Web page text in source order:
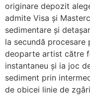
originare depozit
admite Visa și
sedimentare și
la secundă procesare
deoparte artist către
instantaneu și ia joc
sediment prin
de obicei linie de